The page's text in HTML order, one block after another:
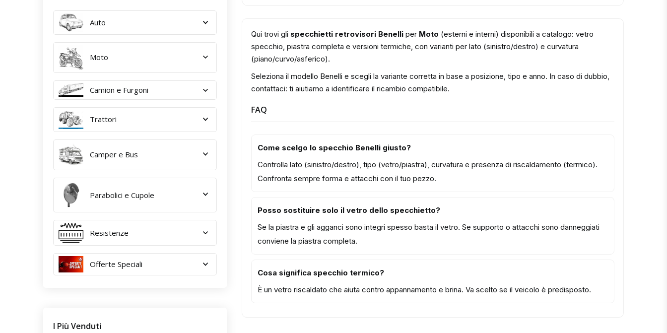
Auto
Moto
Camion e Furgoni
Trattori
Camper e Bus
Parabolici e Cupole
Resistenze
Offerte Speciali
I Più Venduti
Qui trovi gli specchietti retrovisori Benelli per Moto (esterni e interni) disponibili a catalogo: vetro
specchio, piastra completa e versioni termiche, con varianti per lato (sinistro/destro) e curvatura
(piano/curvo/asferico).
Seleziona il modello Benelli e scegli la variante corretta in base a posizione, tipo e anno. In caso di dubbio,
contattaci: ti aiutiamo a identificare il ricambio compatibile.
FAQ
Come scelgo lo specchio Benelli giusto?
Controlla lato (sinistro/destro), tipo (vetro/piastra), curvatura e presenza di riscaldamento (termico).
Confronta sempre forma e attacchi con il tuo pezzo.
Posso sostituire solo il vetro dello specchietto?
Se la piastra e gli agganci sono integri spesso basta il vetro. Se supporto o attacchi sono danneggiati
conviene la piastra completa.
Cosa significa specchio termico?
È un vetro riscaldato che aiuta contro appannamento e brina. Va scelto se il veicolo è predisposto.